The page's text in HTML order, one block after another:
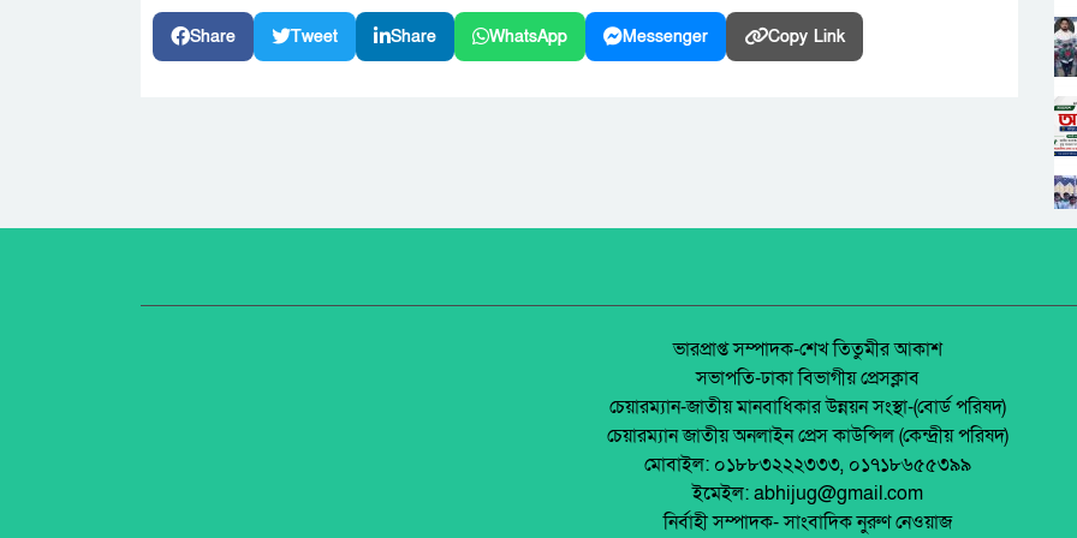
Share Tweet Share WhatsApp Messenger Copy Link
ভারপ্রাপ্ত সম্পাদক-শেখ তিতুমীর আকাশ
সভাপতি-ঢাকা বিভাগীয় প্রেসক্লাব
চেয়ারম্যান-জাতীয় মানবাধিকার উন্নয়ন সংস্থা-(বোর্ড পরিষদ)
চেয়ারম্যান জাতীয় অনলাইন প্রেস কাউন্সিল (কেন্দ্রীয় পরিষদ)
মোবাইল: ০১৮৮৩২২২৩৩৩, ০১৭১৮৬৫৫৩৯৯
ইমেইল: abhijug@gmail.com
নির্বাহী সম্পাদক- সাংবাদিক নুরুণ নেওয়াজ